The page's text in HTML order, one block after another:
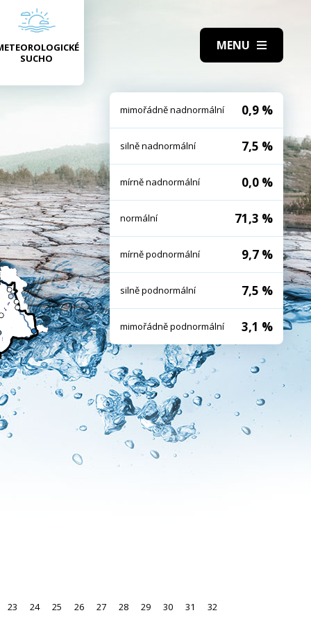
SUCHO
23 24 25 26 27 28 29 30 31
32
mimořádně nadnormální 0,9 %
silně nadnormální 7,5 %
mírně nadnormální 0,0 %
normální 71,3 %
mírně podnormální 9,7 %
silně podnormální 7,5 %
mimořádně podnormální 3,1 %